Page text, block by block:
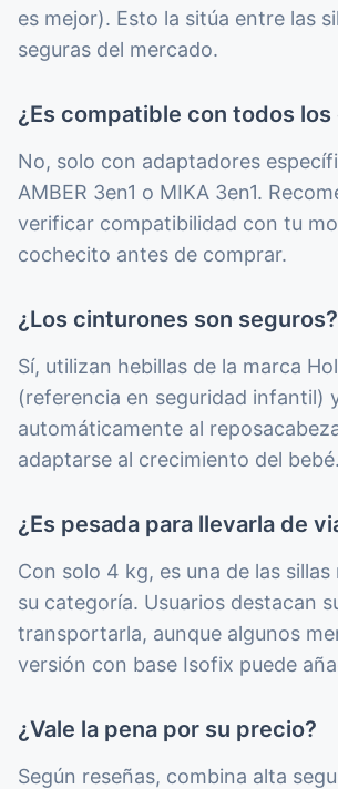
es mejor). Esto la sitúa entre las
seguras del mercado.
¿Es compatible con todos
No, solo con adaptadores
AMBER 3en1 o MIKA 3en1.
verificar compatibilidad con tu
cochecito antes de comprar.
¿Los cinturones son seguros?
Sí, utilizan hebillas de la marca
(referencia en seguridad infantil)
automáticamente al
adaptarse al crecimiento del bebé.
¿Es pesada para llevarla de
Con solo 4 kg, es una de las sillas
su categoría. Usuarios destacan
transportarla, aunque algunos
versión con base Isofix puede
¿Vale la pena por su precio?
Según reseñas, combina alta